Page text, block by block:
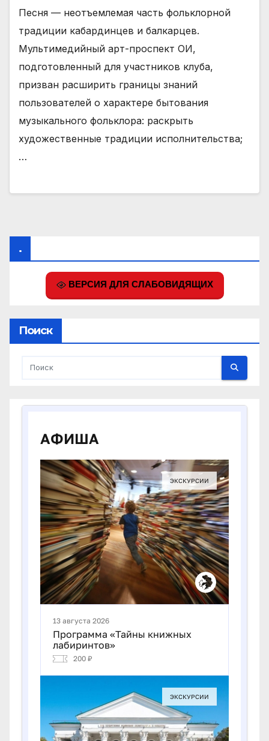
Песня — неотъемлемая часть фольклорной
традиции кабардинцев и балкарцев.
Мультимедийный арт-проспект ОИ,
подготовленный для участников клуба,
призван расширить границы знаний
пользователей о характере бытования
музыкального фольклора: раскрыть
художественные традиции исполнительства;
…
.
ВЕРСИЯ ДЛЯ СЛАБОВИДЯЩИХ
Поиск